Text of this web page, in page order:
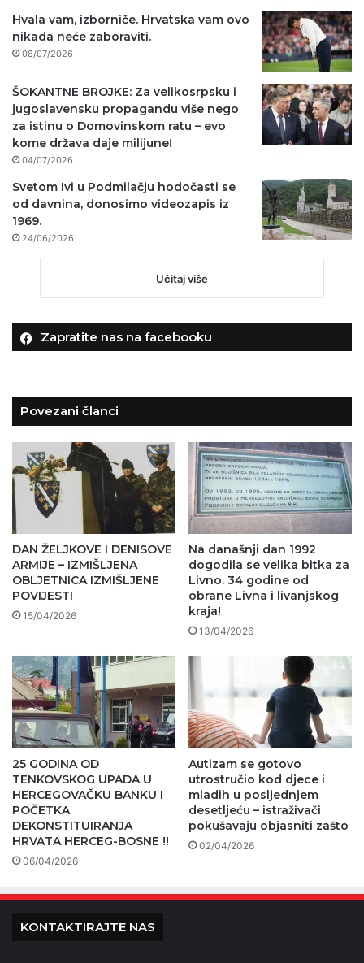
Hvala vam, izborniče. Hrvatska vam ovo
nikada neće zaboraviti.
08/07/2026
ŠOKANTNE BROJKE: Za velikosrpsku i
jugoslavensku propagandu više nego
za istinu o Domovinskom ratu – evo
kome država daje milijune!
04/07/2026
Svetom Ivi u Podmilačju hodočasti se
od davnina, donosimo videozapis iz
1969.
24/06/2026
Učitaj više
Zapratite nas na facebooku
Povezani članci
DAN ŽELJKOVE I DENISOVE
ARMIJE – IZMIŠLJENA
OBLJETNICA IZMIŠLJENE
POVIJESTI
15/04/2026
Na današnji dan 1992
dogodila se velika bitka za
Livno. 34 godine od
obrane Livna i livanjskog
kraja!
13/04/2026
25 GODINA OD
TENKOVSKOG UPADA U
HERCEGOVAČKU BANKU I
POČETKA
DEKONSTITUIRANJA
HRVATA HERCEG-BOSNE !!
06/04/2026
Autizam se gotovo
utrostručio kod djece i
mladih u posljednjem
desetljeću – istraživači
pokušavaju objasniti zašto
02/04/2026
KONTAKTIRAJTE NAS